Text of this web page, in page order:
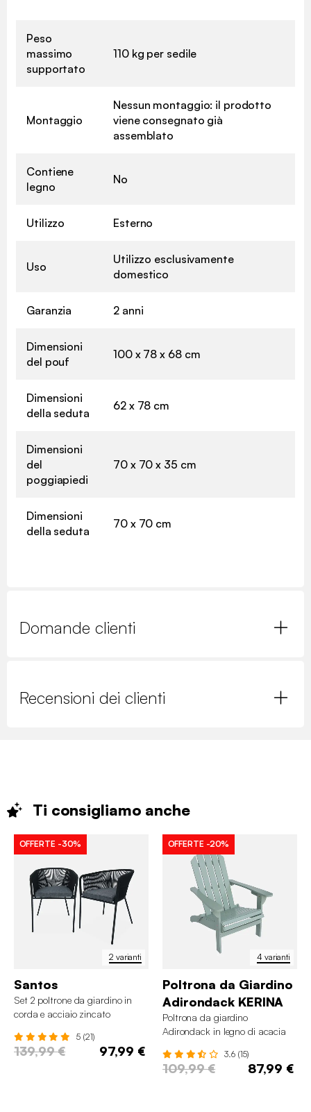
Peso
massimo
supportato
110 kg per sedile
Montaggio
Nessun montaggio: il prodotto
viene consegnato già
assemblato
Contiene
legno
No
Utilizzo Esterno
Uso
Utilizzo esclusivamente
domestico
Garanzia 2 anni
Dimensioni
del pouf
100 x 78 x 68 cm
Dimensioni
della seduta
62 x 78 cm
Dimensioni
del
poggiapiedi
70 x 70 x 35 cm
Dimensioni
della seduta
70 x 70 cm
Domande clienti
Recensioni dei clienti
Ti consigliamo anche
2 varianti
OFFERTE -30%
Santos
Set 2 poltrone da giardino in
corda e acciaio zincato
5 (21)
139,99 € 97,99 €
4 varianti
OFFERTE -20%
Poltrona da Giardino
Adirondack KERINA
Poltrona da giardino
Adirondack in legno di acacia
3.6 (15)
109,99 € 87,99 €